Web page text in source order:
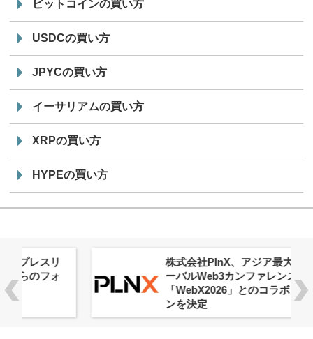
ビットコインの買い方
USDCの買い方
JPYCの買い方
イーサリアムの買い方
XRPの買い方
HYPEの買い方
株式会社PlnX、アジア最大級のグロ
ーバルWeb3カンファレンス
「WebX2026」とのコラボレーショ